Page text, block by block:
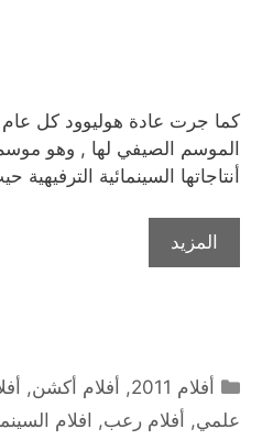
كما جرت عادة هوليوود كل عام
الموسم الصيفي لها , وهو
أنتاجاتها السينمائية الترفيهية
المزيد
التصنيفات
أفلام 2011 , أفلام أكشن,
علمي, أفلام رعب, افلام